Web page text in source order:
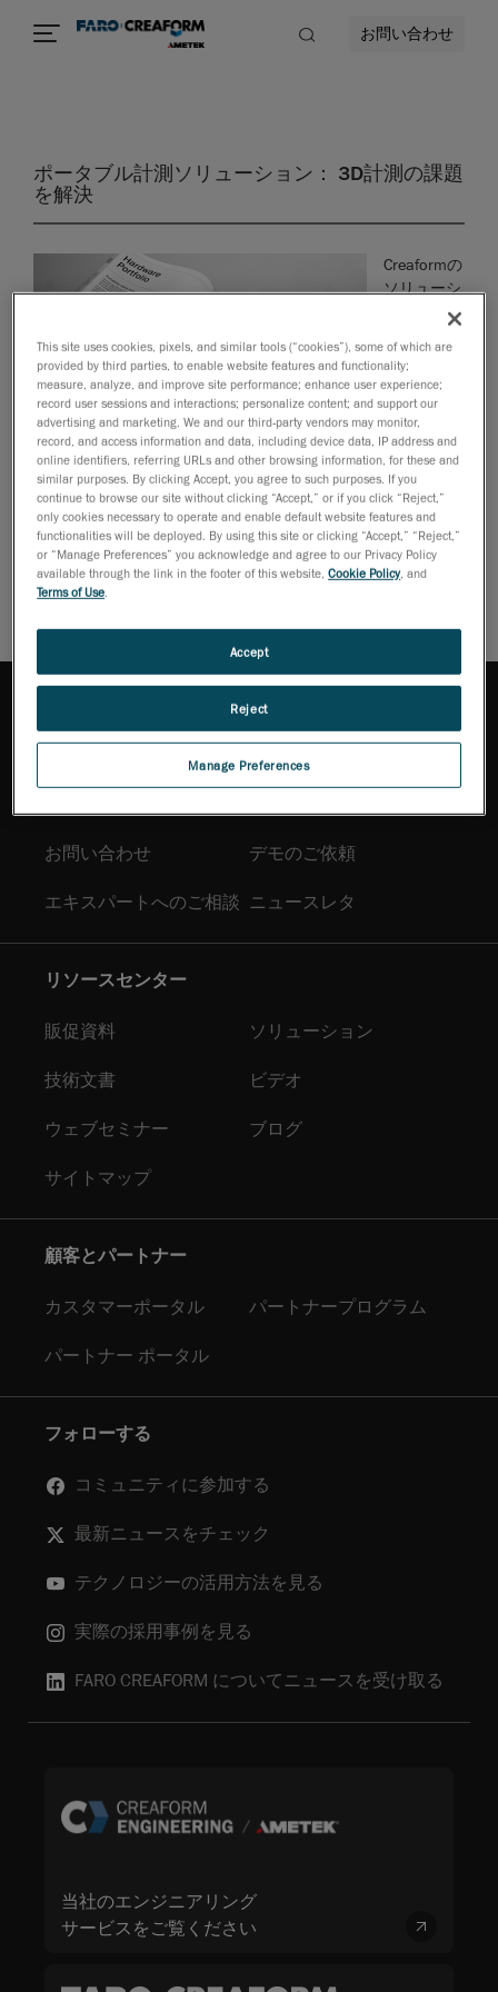
お問い合わせ
ポータブル計測ソリューション： 3D計測の課題
を解決
Creaformの
ソリューシ
ョンが製品
管理の分野
で、どのよ
うに計測課
題に対処し
ているかを
ご確認くだ
さい。
パンフレットをダウンロードする
お問い合わせ デモのご依頼
エキスパートへのご相談 ニュースレタ
リソースセンター
販促資料 ソリューション
技術文書 ビデオ
ウェブセミナー ブログ
サイトマップ
顧客とパートナー
カスタマーポータル パートナープログラム
パートナー ポータル
フォローする
コミュニティに参加する
最新ニュースをチェック
テクノロジーの活用方法を見る
実際の採用事例を見る
FARO CREAFORM についてニュースを受け取る
当社のエンジニアリング
サービスをご覧ください
This site uses cookies, pixels, and similar tools (“cookies”), some of which are
provided by third parties, to enable website features and functionality;
measure, analyze, and improve site performance; enhance user experience;
record user sessions and interactions; personalize content; and support our
advertising and marketing. We and our third-party vendors may monitor,
record, and access information and data, including device data, IP address and
online identifiers, referring URLs and other browsing information, for these and
similar purposes. By clicking Accept, you agree to such purposes. If you
continue to browse our site without clicking “Accept,” or if you click “Reject,”
only cookies necessary to operate and enable default website features and
functionalities will be deployed. By using this site or clicking “Accept,” “Reject,”
or “Manage Preferences” you acknowledge and agree to our Privacy Policy
available through the link in the footer of this website,Cookie Policy, and
Terms of Use
Manage Preferences
Reject
Accept